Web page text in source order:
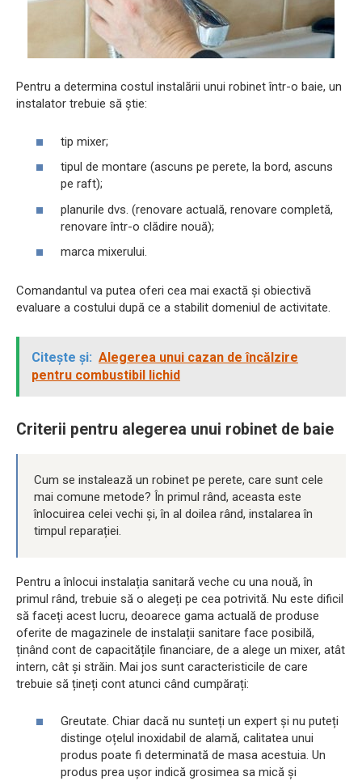
Pentru a determina costul instalării unui robinet într-o baie, un
instalator trebuie să știe:
tip mixer;
tipul de montare (ascuns pe perete, la bord, ascuns
pe raft);
planurile dvs. (renovare actuală, renovare completă,
renovare într-o clădire nouă);
marca mixerului.
Comandantul va putea oferi cea mai exactă și obiectivă
evaluare a costului după ce a stabilit domeniul de activitate.
Citește și: Alegerea unui cazan de încălzire
pentru combustibil lichid
Criterii pentru alegerea unui robinet de baie
Cum se instalează un robinet pe perete, care sunt cele
mai comune metode? În primul rând, aceasta este
înlocuirea celei vechi și, în al doilea rând, instalarea în
timpul reparației.
Pentru a înlocui instalația sanitară veche cu una nouă, în
primul rând, trebuie să o alegeți pe cea potrivită. Nu este dificil
să faceți acest lucru, deoarece gama actuală de produse
oferite de magazinele de instalații sanitare face posibilă,
ținând cont de capacitățile financiare, de a alege un mixer, atât
intern, cât și străin. Mai jos sunt caracteristicile de care
trebuie să țineți cont atunci când cumpărați:
Greutate. Chiar dacă nu sunteți un expert și nu puteți
distinge oțelul inoxidabil de alamă, calitatea unui
produs poate fi determinată de masa acestuia. Un
produs prea ușor indică grosimea sa mică și